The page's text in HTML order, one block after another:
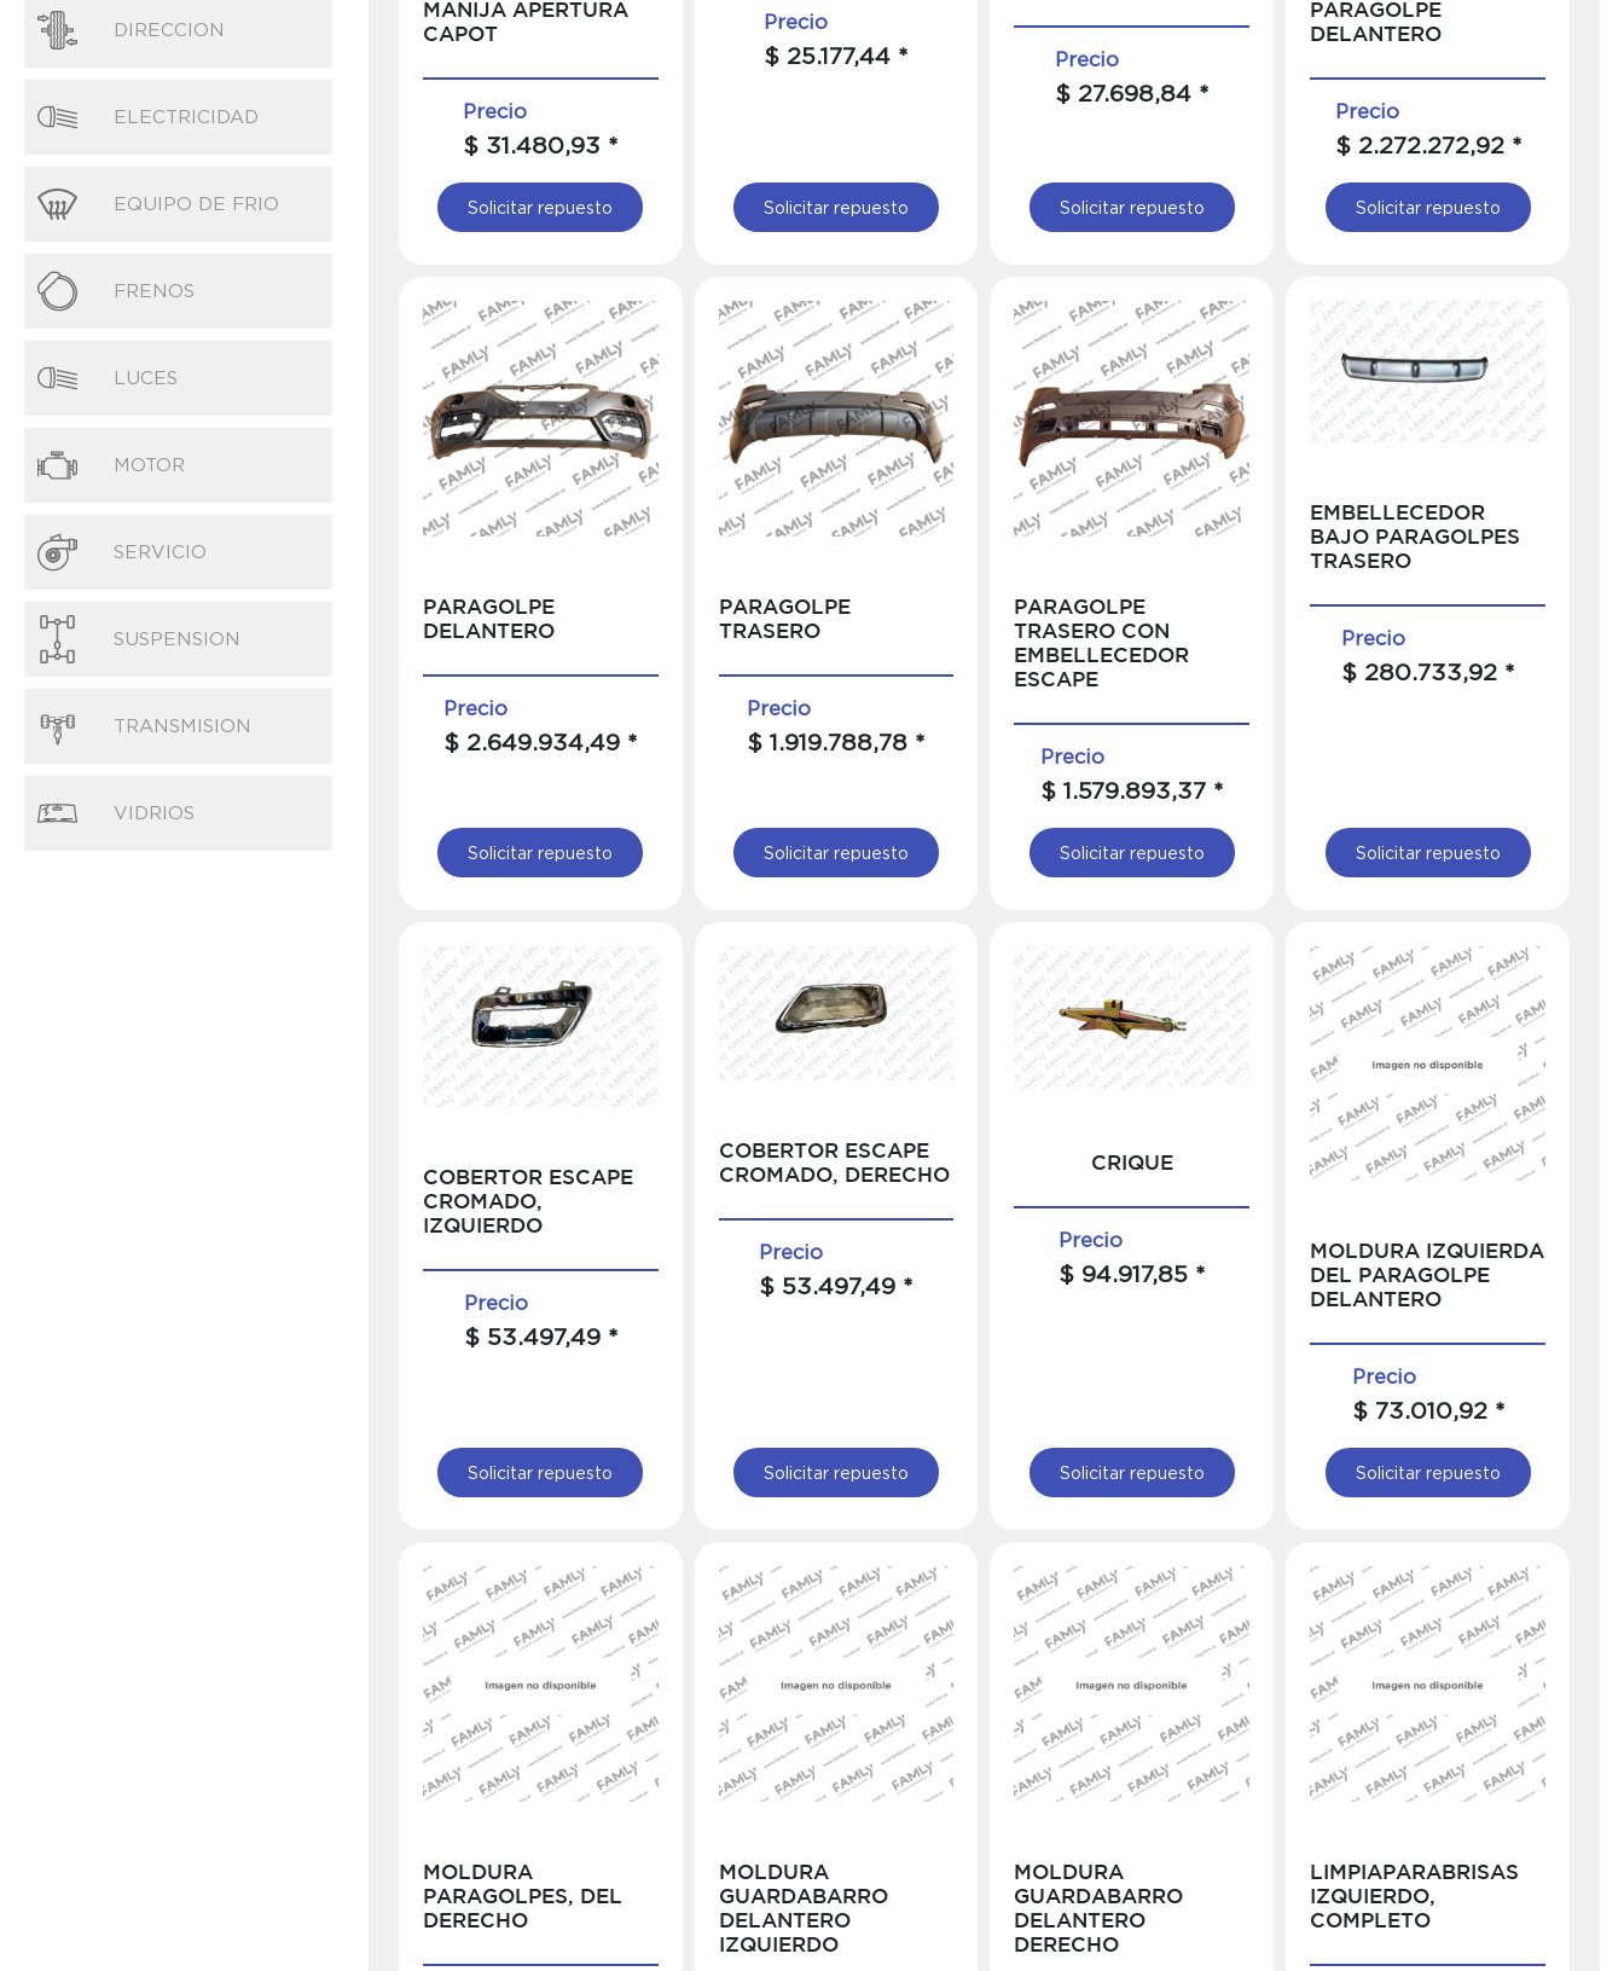
DIRECCION
ELECTRICIDAD
EQUIPO DE FRIO
FRENOS
LUCES
MOTOR
SERVICIO
SUSPENSION
TRANSMISION
VIDRIOS
MANIJA APERTURA
CAPOT
Precio
$ 31.480,93 *
Solicitar repuesto
Precio
$ 25.177,44 *
Solicitar repuesto
Precio
$ 27.698,84 *
Solicitar repuesto
PARAGOLPE
DELANTERO
Precio
$ 2.272.272,92 *
Solicitar repuesto
PARAGOLPE
DELANTERO
Precio
$ 2.649.934,49 *
Solicitar repuesto
PARAGOLPE
TRASERO
Precio
$ 1.919.788,78 *
Solicitar repuesto
PARAGOLPE
TRASERO CON
EMBELLECEDOR
ESCAPE
Precio
$ 1.579.893,37 *
Solicitar repuesto
EMBELLECEDOR
BAJO PARAGOLPES
TRASERO
Precio
$ 280.733,92 *
Solicitar repuesto
COBERTOR ESCAPE
CROMADO,
IZQUIERDO
Precio
$ 53.497,49 *
Solicitar repuesto
COBERTOR ESCAPE
CROMADO, DERECHO
Precio
$ 53.497,49 *
Solicitar repuesto
CRIQUE
Precio
$ 94.917,85 *
Solicitar repuesto
MOLDURA IZQUIERDA
DEL PARAGOLPE
DELANTERO
Precio
$ 73.010,92 *
Solicitar repuesto
MOLDURA
PARAGOLPES, DEL
DERECHO
MOLDURA
GUARDABARRO
DELANTERO
IZQUIERDO
MOLDURA
GUARDABARRO
DELANTERO
DERECHO
LIMPIAPARABRISAS
IZQUIERDO,
COMPLETO